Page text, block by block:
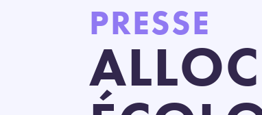
PRESSE